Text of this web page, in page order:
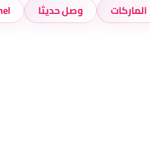
الماركات وصل حديثا